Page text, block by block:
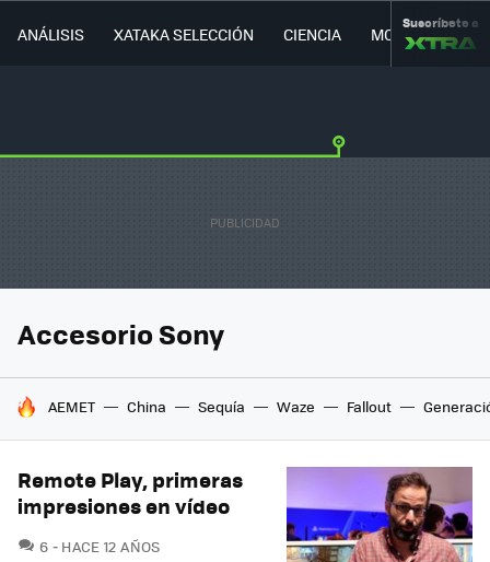
ANÁLISIS XATAKA SELECCIÓN CIENCIA MOVILIDAD
Suscríbete a
Accesorio Sony
HOY SE HABLA DE
AEMET China Sequía Waze Fallout
Remote Play, primeras
impresiones en vídeo
6 COMENTARIOS
HACE 12 AÑOS